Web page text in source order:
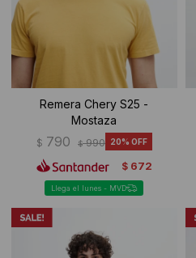
Remera Chery S25 -
Mostaza
$ 790 $ 990 20
$ 672
Llega el lunes - MVD